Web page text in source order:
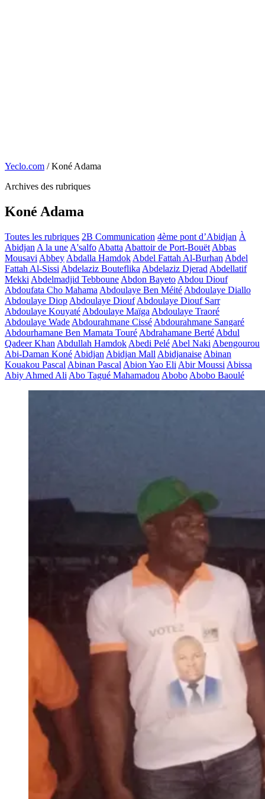
Yeclo.com / Koné Adama
Archives des rubriques
Koné Adama
Toutes les rubriques 2B Communication 4ème pont d’Abidjan À
Abidjan A la une A'salfo Abatta Abattoir de Port-Bouët Abbas
Mousavi Abbey Abdalla Hamdok Abdel Fattah Al-Burhan Abdel
Fattah Al-Sissi Abdelaziz Bouteflika Abdelaziz Djerad Abdellatif
Mekki Abdelmadjid Tebboune Abdon Bayeto Abdou Diouf
Abdoufata Cho Mahama Abdoulaye Ben Méité Abdoulaye Diallo
Abdoulaye Diop Abdoulaye Diouf Abdoulaye Diouf Sarr
Abdoulaye Kouyaté Abdoulaye Maïga Abdoulaye Traoré
Abdoulaye Wade Abdourahmane Cissé Abdourahmane Sangaré
Abdourhamane Ben Mamata Touré Abdrahamane Berté Abdul
Qadeer Khan Abdullah Hamdok Abedi Pelé Abel Naki Abengourou
Abi-Daman Koné Abidjan Abidjan Mall Abidjanaise Abinan
Kouakou Pascal Abinan Pascal Abion Yao Eli Abir Moussi Abissa
Abiy Ahmed Ali Abo Tagué Mahamadou Abobo Abobo Baoulé